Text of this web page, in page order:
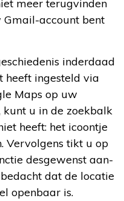
meer terugvinden
account bent
inderdaad
heeft ingesteld via
Maps op uw
kunt u in de zoekbalk
heeft: het icoontje
Vervolgens tikt u op
desgewenst aan-
dat de locatie
openbaar is.